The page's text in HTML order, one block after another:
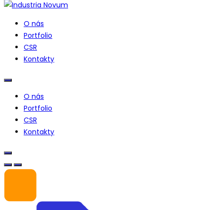
O nás
Portfolio
CSR
Kontakty
O nás
Portfolio
CSR
Kontakty